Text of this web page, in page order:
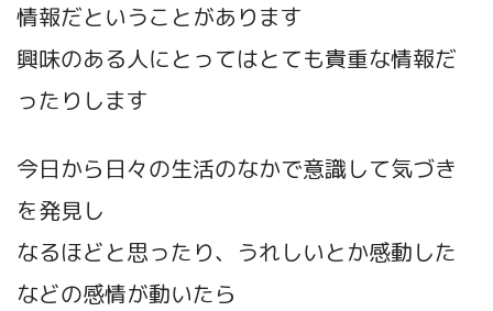
情報だということがあります
興味のある人にとってはとても貴重な情報だ
ったりします
今日から日々の生活のなかで意識して気づき
を発見し
なるほどと思ったり、うれしいとか感動した
などの感情が動いたら